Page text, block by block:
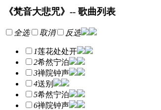
《梵音大悲咒》-- 歌曲列表
全选 取消 反选
1莲花处处开
2希然宁泊
3禅院钟声
4送别
5希然宁泊
6禅院钟声